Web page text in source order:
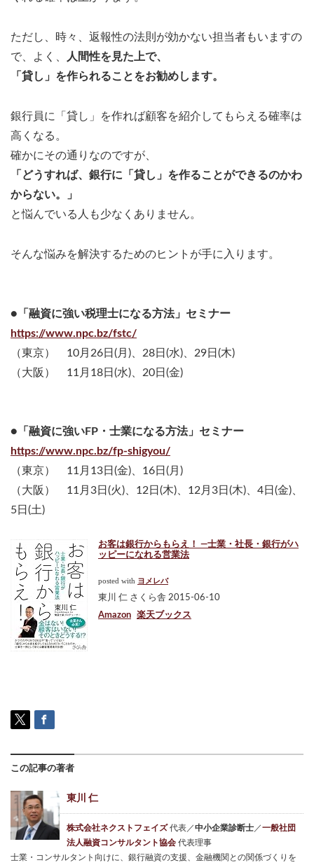
ただし、時々、返報性の法則が効かない担当者もいますの
で、よく、
人間性を見た上で、
「貸し」を作られることをお勧めします。
銀行員に「貸し」を作れば顧客を紹介してもらえる確率は
高くなる。
確かにその通りなのですが、
「どうすれば、銀行に「貸し」を作ることができるのかわ
からない。」
と悩んでいる人も少なくありません。
そんな悩みを解決するためのヒントが手に入ります。
●「融資に強い税理士になる方法」セミナー
https://www.npc.bz/fstc/
（東京） 10月26日(月)、28日(水)、29日(木)
（大阪） 11月18日(水)、20日(金)
●「融資に強いFP・士業になる方法」セミナー
https://www.npc.bz/fp-shigyou/
（東京） 11月13日(金)、16日(月)
（大阪） 11月3日(火)、12日(木)、12月3日(木)、4日(金)、
5日(土)
お客は銀行からもらえ！ ―士業・社長・銀行がハ
ッピーになれる営業法
posted with ヨメレバ
東川 仁 さくら舎 2015-06-10
Amazon
楽天ブックス
この記事の著者
東川 仁
株式会社ネクストフェイズ 代表／中小企業診断士 ／一般社団
法人融資コンサルタント協会 代表理事
士業・コンサルタント向けに、銀行融資の支援、金融機関との関係づくりを